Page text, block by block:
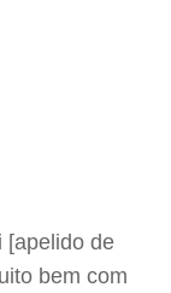
[apelido de
bem com